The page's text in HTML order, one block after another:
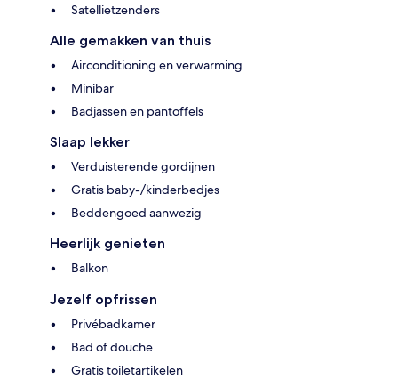
Satellietzenders
Alle gemakken van thuis
Airconditioning en verwarming
Minibar
Badjassen en pantoffels
Slaap lekker
Verduisterende gordijnen
Gratis baby-/kinderbedjes
Beddengoed aanwezig
Heerlijk genieten
Balkon
Jezelf opfrissen
Privébadkamer
Bad of douche
Gratis toiletartikelen